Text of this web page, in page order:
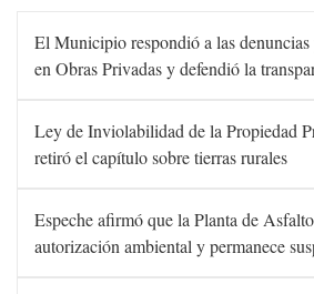
El Municipio respondió a las denuncias
en Obras Privadas y defendió la
Ley de Inviolabilidad de la Propiedad
retiró el capítulo sobre tierras rurales
Espeche afirmó que la Planta de
autorización ambiental y permanece